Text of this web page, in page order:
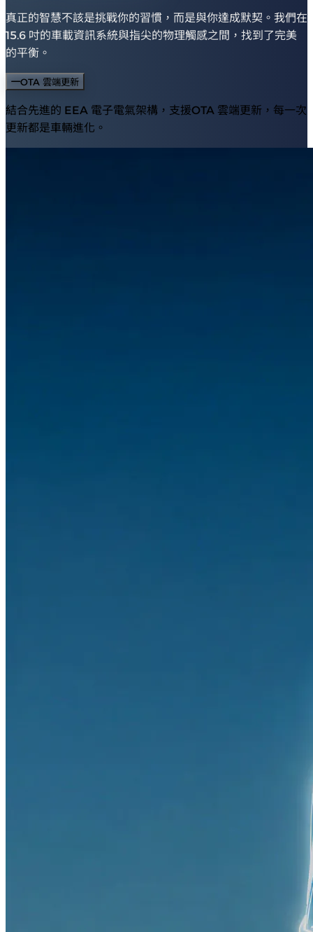
真正的智慧不該是挑戰你的習慣，而是與你達成默契。我們在
15.6 吋的車載資訊系統與指尖的物理觸感之間，找到了完美
的平衡。
OTA 雲端更新
結合先進的 EEA 電子電氣架構，支援OTA 雲端更新，每一次
更新都是車輛進化。